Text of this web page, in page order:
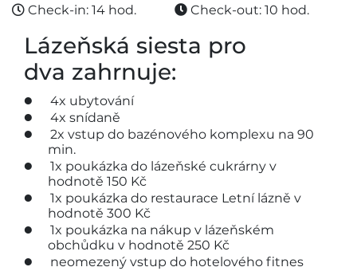
Check-in: 14 hod.
Check-out: 10 hod.
Lázeňská siesta pro
dva zahrnuje:
4x ubytování
4x snídaně
2x vstup do bazénového komplexu na 90
min.
1x poukázka do lázeňské cukrárny v
hodnotě 150 Kč
1x poukázka do restaurace Letní lázně v
hodnotě 300 Kč
1x poukázka na nákup v lázeňském
obchůdku v hodnotě 250 Kč
neomezený vstup do hotelového fitnes